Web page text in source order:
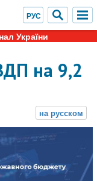
України
на 9,2